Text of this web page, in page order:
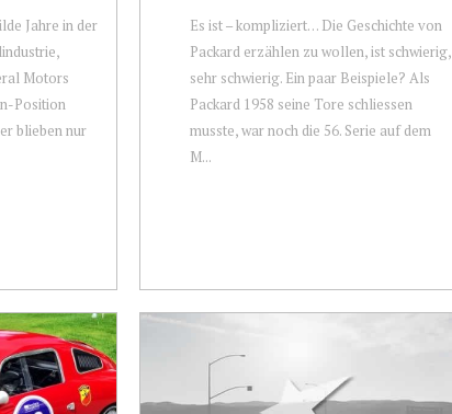
Jahre in der
Motors
Position
blieben nur
Es ist – kompliziert… Die Geschichte von
Packard erzählen zu wollen, ist schwierig,
sehr schwierig. Ein paar Beispiele? Als
Packard 1958 seine Tore schliessen
musste, war noch die 56. Serie auf dem
M...